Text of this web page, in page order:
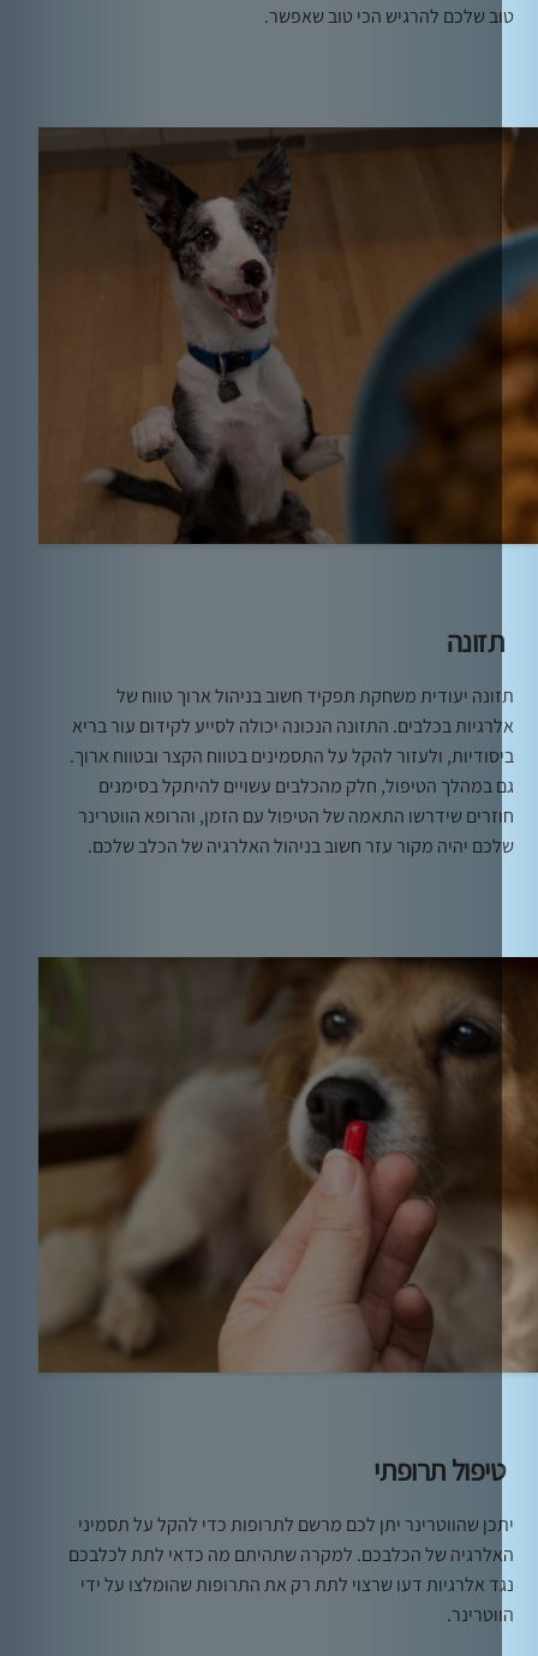
שלכם להרגיש הכי טוב שאפשר.
יעודית משחקת תפקיד חשוב בניהול ארוך טווח של
בכלבים. התזונה הנכונה יכולה לסייע לקידום עור בריא
ולעזור להקל על התסמינים בטווח הקצר ובטווח ארוך.
במהלך הטיפול, חלק מהכלבים עשויים להיתקל בסימנים
שידרשו התאמה של הטיפול עם הזמן, והרופא הווטרינר
יהיה מקור עזר חשוב בניהול האלרגיה של הכלב שלכם.
תרופתי
שהווטרינר יתן לכם מרשם לתרופות כדי להקל על תסמיני
של הכלבכם. למקרה שתהיתם מה כדאי לתת לכלבכם
אלרגיות דעו שרצוי לתת רק את התרופות שהומלצו על ידי